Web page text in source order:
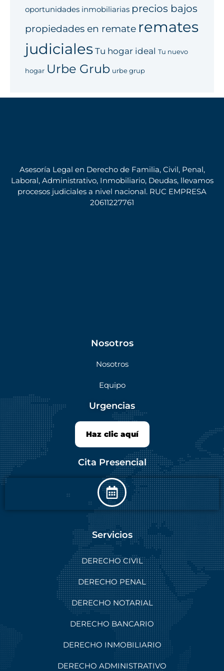
oportunidades inmobiliarias precios bajos
propiedades en remate remates
judicialesTu hogar ideal Tu nuevo
hogar Urbe Grub urbe grup
Asesoría Legal en Derecho de Familia, Civil, Penal,
Laboral, Administrativo, Inmobiliario, Deudas, llevamos
procesos judiciales a nivel nacional. RUC EMPRESA
20611227761
Nosotros
Nosotros
Equipo
Urgencias
Haz clic aquí
Cita Presencial
Servicios
DERECHO CIVIL
DERECHO PENAL
DERECHO NOTARIAL
DERECHO BANCARIO
DERECHO INMOBILIARIO
DERECHO ADMINISTRATIVO